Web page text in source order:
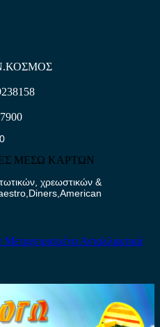
ΜΕΣΩ ΚΑΡΤΩΝ
χρεωστικών &
Μεταχειρισμένα Ανταλλακτικά